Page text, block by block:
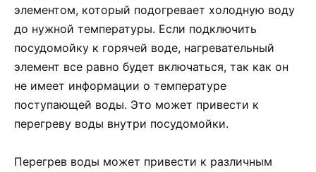
элементом, который подогревает холодную воду
до нужной температуры. Если подключить
посудомойку к горячей воде, нагревательный
элемент все равно будет включаться, так как он
не имеет информации о температуре
поступающей воды. Это может привести к
перегреву воды внутри посудомойки.
Перегрев воды может привести к различным